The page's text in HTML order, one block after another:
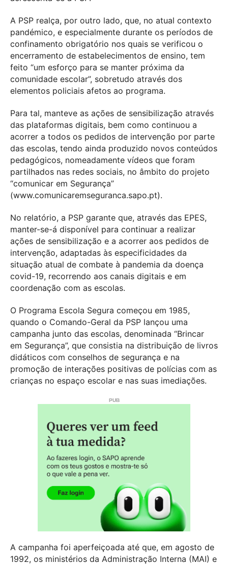
A PSP realça, por outro lado, que, no atual contexto
pandémico, e especialmente durante os períodos de
confinamento obrigatório nos quais se verificou o
encerramento de estabelecimentos de ensino, tem
feito “um esforço para se manter próxima da
comunidade escolar”, sobretudo através dos
elementos policiais afetos ao programa.
Para tal, manteve as ações de sensibilização através
das plataformas digitais, bem como continuou a
acorrer a todos os pedidos de intervenção por parte
das escolas, tendo ainda produzido novos conteúdos
pedagógicos, nomeadamente vídeos que foram
partilhados nas redes sociais, no âmbito do projeto
“comunicar em Segurança”
(www.comunicaremseguranca.sapo.pt).
No relatório, a PSP garante que, através das EPES,
manter-se-á disponível para continuar a realizar
ações de sensibilização e a acorrer aos pedidos de
intervenção, adaptadas às especificidades da
situação atual de combate à pandemia da doença
covid-19, recorrendo aos canais digitais e em
coordenação com as escolas.
O Programa Escola Segura começou em 1985,
quando o Comando-Geral da PSP lançou uma
campanha junto das escolas, denominada “Brincar
em Segurança”, que consistia na distribuição de livros
didáticos com conselhos de segurança e na
promoção de interações positivas de polícias com as
crianças no espaço escolar e nas suas imediações.
A campanha foi aperfeiçoada até que, em agosto de
1992, os ministérios da Administração Interna (MAI) e